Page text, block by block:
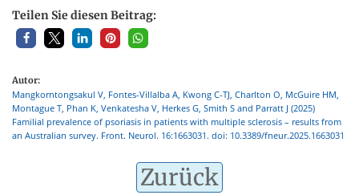
Teilen Sie diesen Beitrag:
Autor:
Mangkorntongsakul V, Fontes-Villalba A, Kwong C-TJ, Charlton O, McGuire HM,
Montague T, Phan K, Venkatesha V, Herkes G, Smith S and Parratt J (2025)
Familial prevalence of psoriasis in patients with multiple sclerosis – results from
an Australian survey. Front. Neurol. 16:1663031. doi: 10.3389/fneur.2025.1663031
Zurück